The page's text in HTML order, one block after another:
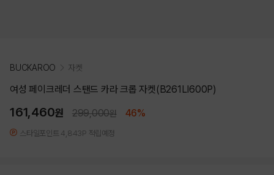
BUCKAROO 자켓
여성 페이크레더 스탠드 카라 크롭 자켓(B261LI600P)
161,460원 299,000원 46%
스타일포인트 4,843P 적립예정